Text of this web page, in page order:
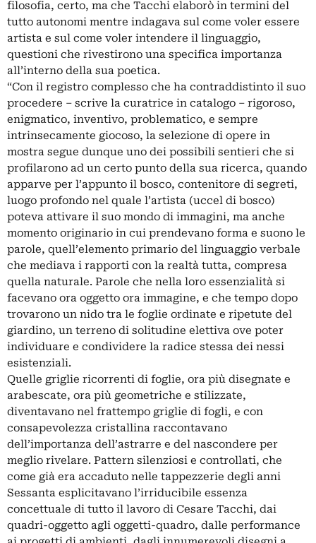
filosofia, certo, ma che Tacchi elaborò in termini del
tutto autonomi mentre indagava sul come voler essere
artista e sul come voler intendere il linguaggio,
questioni che rivestirono una specifica importanza
all’interno della sua poetica.
“Con il registro complesso che ha contraddistinto il suo
procedere – scrive la curatrice in catalogo – rigoroso,
enigmatico, inventivo, problematico, e sempre
intrinsecamente giocoso, la selezione di opere in
mostra segue dunque uno dei possibili sentieri che si
profilarono ad un certo punto della sua ricerca, quando
apparve per l’appunto il bosco, contenitore di segreti,
luogo profondo nel quale l’artista (uccel di bosco)
poteva attivare il suo mondo di immagini, ma anche
momento originario in cui prendevano forma e suono le
parole, quell’elemento primario del linguaggio verbale
che mediava i rapporti con la realtà tutta, compresa
quella naturale. Parole che nella loro essenzialità si
facevano ora oggetto ora immagine, e che tempo dopo
trovarono un nido tra le foglie ordinate e ripetute del
giardino, un terreno di solitudine elettiva ove poter
individuare e condividere la radice stessa dei nessi
esistenziali.
Quelle griglie ricorrenti di foglie, ora più disegnate e
arabescate, ora più geometriche e stilizzate,
diventavano nel frattempo griglie di fogli, e con
consapevolezza cristallina raccontavano
dell’importanza dell’astrarre e del nascondere per
meglio rivelare. Pattern silenziosi e controllati, che
come già era accaduto nelle tappezzerie degli anni
Sessanta esplicitavano l’irriducibile essenza
concettuale di tutto il lavoro di Cesare Tacchi, dai
quadri-oggetto agli oggetti-quadro, dalle performance